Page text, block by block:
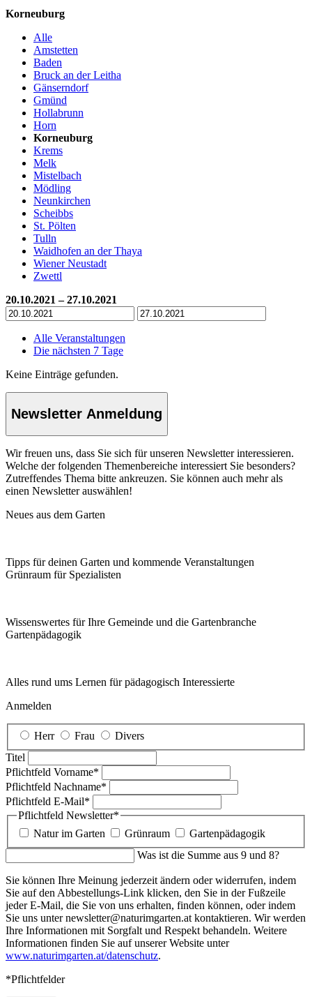
Korneuburg
Alle
Amstetten
Baden
Bruck an der Leitha
Gänserndorf
Gmünd
Hollabrunn
Horn
Korneuburg
Krems
Melk
Mistelbach
Mödling
Neunkirchen
Scheibbs
St. Pölten
Tulln
Waidhofen an der Thaya
Wiener Neustadt
Zwettl
20.10.2021 – 27.10.2021
Alle Veranstaltungen
Die nächsten 7 Tage
Keine Einträge gefunden.
Newsletter Anmeldung
Wir freuen uns, dass Sie sich für unseren Newsletter interessieren.
Welche der folgenden Themenbereiche interessiert Sie besonders?
Zutreffendes Thema bitte ankreuzen. Sie können auch mehr als
einen Newsletter auswählen!
Neues aus dem Garten
Tipps für deinen Garten und kommende Veranstaltungen
Grünraum für Spezialisten
Wissenswertes für Ihre Gemeinde und die Gartenbranche
Garten­pädagogik
Alles rund ums Lernen für pädagogisch Interessierte
Anmelden
Herr Frau
Divers
Titel
Pflichtfeld Vorname*
Pflichtfeld Nachname*
Pflichtfeld E-Mail*
Pflichtfeld Newsletter*
Natur im Garten
Grünraum
Gartenpädagogik
Was ist die Summe aus 9 und 8?
Sie können Ihre Meinung jederzeit ändern oder widerrufen, indem
Sie auf den Abbestellungs-Link klicken, den Sie in der Fußzeile
jeder E-Mail, die Sie von uns erhalten, finden können, oder indem
Sie uns unter newsletter@naturimgarten.at kontaktieren. Wir werden
Ihre Informationen mit Sorgfalt und Respekt behandeln. Weitere
Informationen finden Sie auf unserer Website unter
www.naturimgarten.at/datenschutz.
*Pflichtfelder